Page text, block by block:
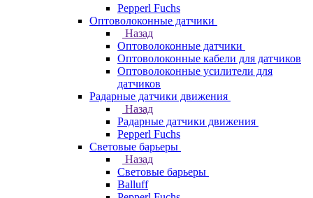
Pepperl Fuchs
Оптоволоконные датчики
Назад
Оптоволоконные датчики
Оптоволоконные кабели для датчиков
Оптоволоконные усилители для
датчиков
Радарные датчики движения
Назад
Радарные датчики движения
Pepperl Fuchs
Световые барьеры
Назад
Световые барьеры
Balluff